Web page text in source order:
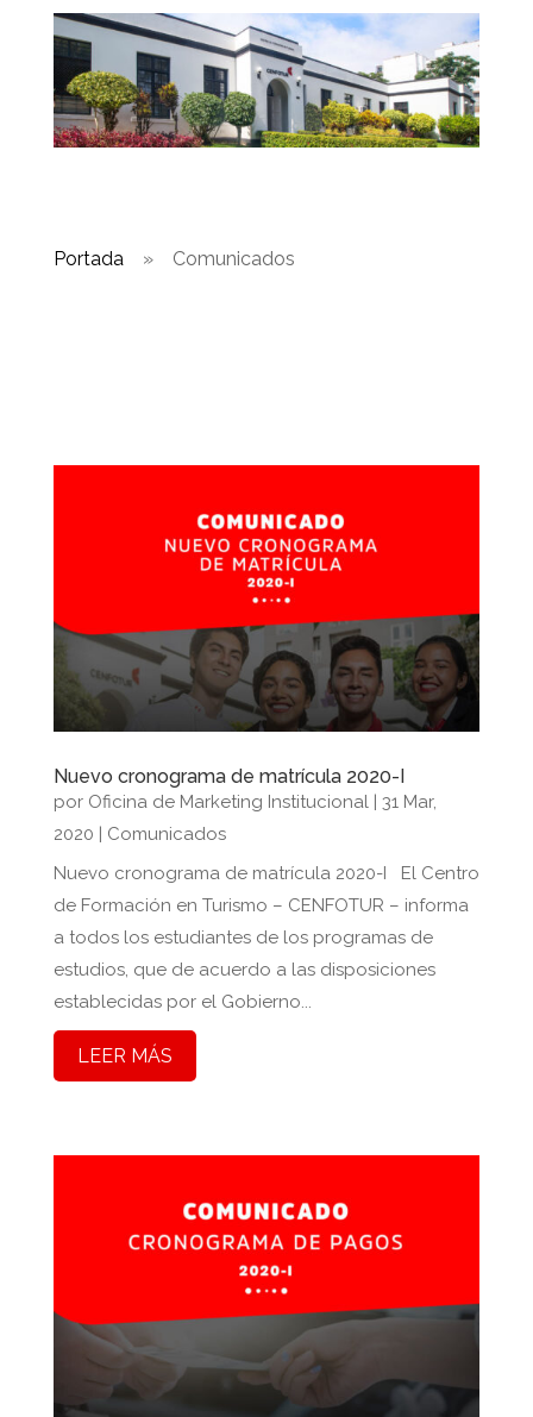
Portada» Comunicados
Nuevo cronograma de matrícula 2020-I
por Oficina de Marketing Institucional| 31 Mar,
2020
Comunicados
Nuevo cronograma de matrícula 2020-I El Centro
de Formación en Turismo – CENFOTUR – informa
a todos los estudiantes de los programas de
estudios, que de acuerdo a las disposiciones
establecidas por el Gobierno...
LEER MÁS